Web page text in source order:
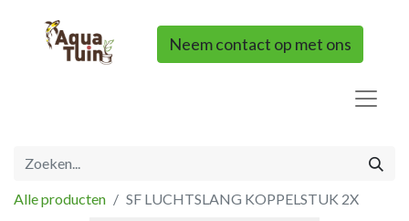
Neem contact op met ons
Alle producten SF LUCHTSLANG KOPPELSTUK 2X